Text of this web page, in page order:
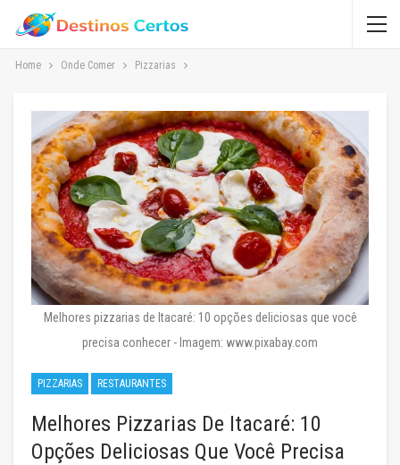
Home Onde Comer Pizzarias
Melhores pizzarias de Itacaré: 10 opções deliciosas que você
precisa conhecer - Imagem: www.pixabay.com
PIZZARIAS RESTAURANTES
Melhores Pizzarias De Itacaré: 10
Opções Deliciosas Que Você Precisa